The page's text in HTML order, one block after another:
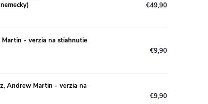
€49,90
- verzia na stiahnutie
€9,90
Andrew Martin - verzia na
€9,90